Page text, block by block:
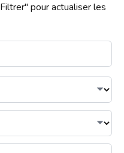
Filtrer" pour actualiser les